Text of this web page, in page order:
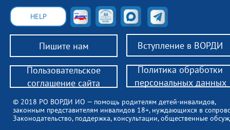
Пишите нам Вступление в ВОРДИ
© 2018 РО ВОРДИ ИО — помощь родителям детей-инвалидов,
законным представителям инвалидов 18+, нуждающихся в
Законодательство, поддержка, консультации, общественные
HELP
Пользовательское
соглашение сайта
Политика обработки
персональных данных